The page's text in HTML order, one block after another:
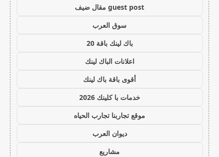
guest post مقال ضيف
سوق العرب
باك لينك باقة 20
اعلانات الباك لينك
أقوى باقة باك لينك
خدمات با كلينك 2026
موقع تجاربنا تجارب الحياه
ديوان العرب
مشاريع